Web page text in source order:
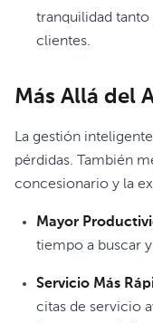
tranquilidad
clientes.
Más Allá del
La gestión
pérdidas. También
concesionario y la
Mayor
tiempo a buscar
Servicio Más
citas de servicio